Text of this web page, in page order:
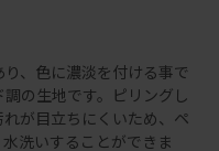
、色に濃淡を付ける事で
の生地です。ピリングし
が目立ちにくいため、ペ
洗いすることができま